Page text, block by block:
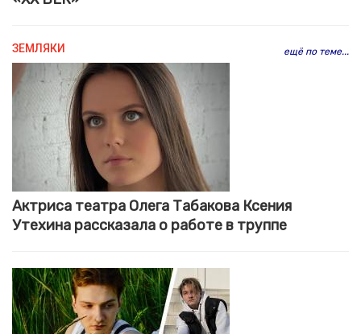
ещё по теме...
ЗЕМЛЯКИ
Актриса театра Олега Табакова Ксения
Утехина рассказала о работе в труппе